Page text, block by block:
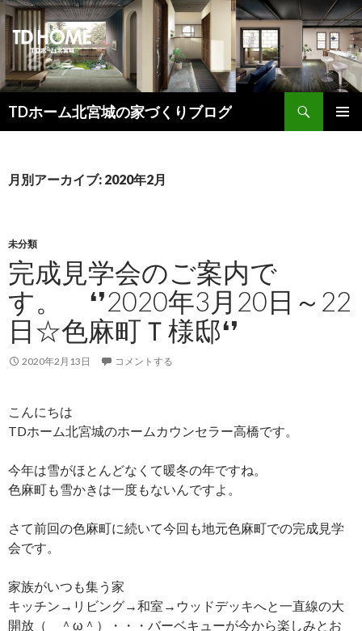
TDホーム北宮城の家づくりブログ
索
ン
キ
ッ
プ
月別アーカイブ: 2020年2月
未分類
完成見学会のご案内で
す。 ❛❜2020年3月20日～22
日☆色麻町Ｔ様邸❛❜
2020年2月13日 コメントする
こんにちは
TDホーム北宮城のホームカウンセラー高橋です。
今年は雪がほとんどなくて暖冬の年ですね。
色麻町も雪かきは一度もないんですよ。
さて前回の色麻町に続いて今回も地元色麻町での完成見学
会です。
家族がいつも集う家
キッチン→リビング→和室→ウッドデッキへと一直線の大
開放（ ＾ω＾）・・・バーベキューが今から楽しみとお